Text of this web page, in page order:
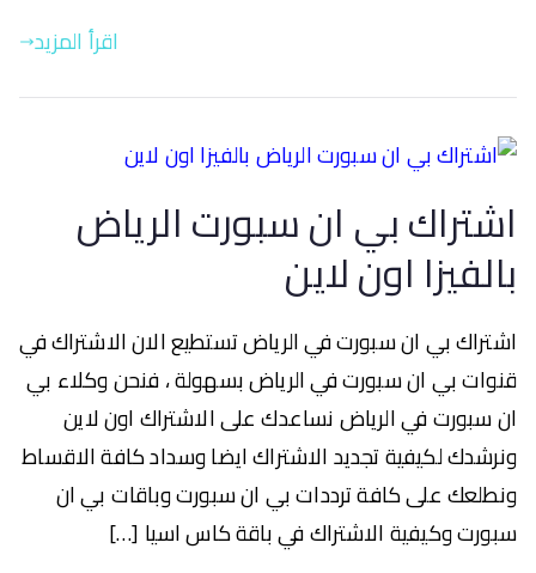
اقرأ المزيد
اشتراك بي ان سبورت الرياض
بالفيزا اون لاين
اشتراك بي ان سبورت في الرياض تستطيع الان الاشتراك في
قنوات بي ان سبورت في الرياض بسهولة ، فنحن وكلاء بي
ان سبورت في الرياض نساعدك على الاشتراك اون لاين
ونرشدك لكيفية تجديد الاشتراك ايضا وسداد كافة الاقساط
ونطلعك على كافة ترددات بي ان سبورت وباقات بي ان
سبورت وكيفية الاشتراك في باقة كاس اسيا […]